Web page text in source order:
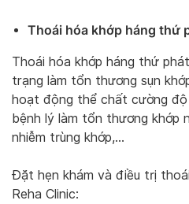
Thoái hóa khớp háng thứ
Thoái hóa khớp háng thứ
trạng làm tổn thương sụn
hoạt động thể chất cường độ
bệnh lý làm tổn thương khớp
nhiễm trùng khớp,…
Đặt hẹn khám và điều trị
Reha Clinic: